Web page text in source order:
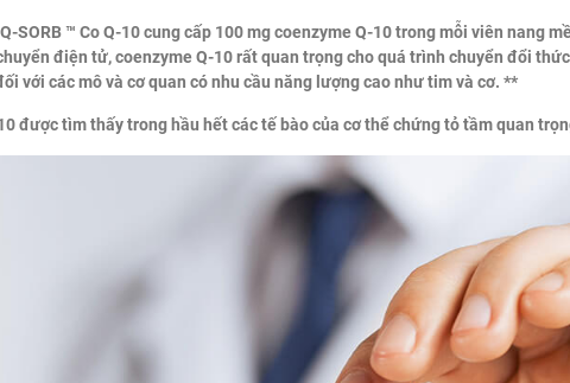
SORB ™ Co Q-10 cung cấp 100 mg coenzyme Q-10 trong mỗi viên nang
điện tử, coenzyme Q-10 rất quan trọng cho quá trình chuyển đổi
với các mô và cơ quan có nhu cầu năng lượng cao như tim và cơ. **
được tìm thấy trong hầu hết các tế bào của cơ thể chứng tỏ tầm quan